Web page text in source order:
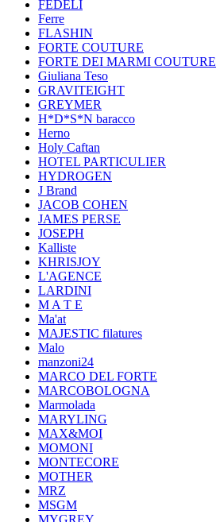
FEDELI
Ferre
FLASHIN
FORTE COUTURE
FORTE DEI MARMI COUTURE
Giuliana Teso
GRAVITEIGHT
GREYMER
H*D*S*N baracco
Herno
Holy Caftan
HOTEL PARTICULIER
HYDROGEN
J Brand
JACOB COHEN
JAMES PERSE
JOSEPH
Kalliste
KHRISJOY
L'AGENCE
LARDINI
M A T E
Ma'at
MAJESTIC filatures
Malo
manzoni24
MARCO DEL FORTE
MARCOBOLOGNA
Marmolada
MARYLING
MAX&MOI
MOMONI
MONTECORE
MOTHER
MRZ
MSGM
MYGREY